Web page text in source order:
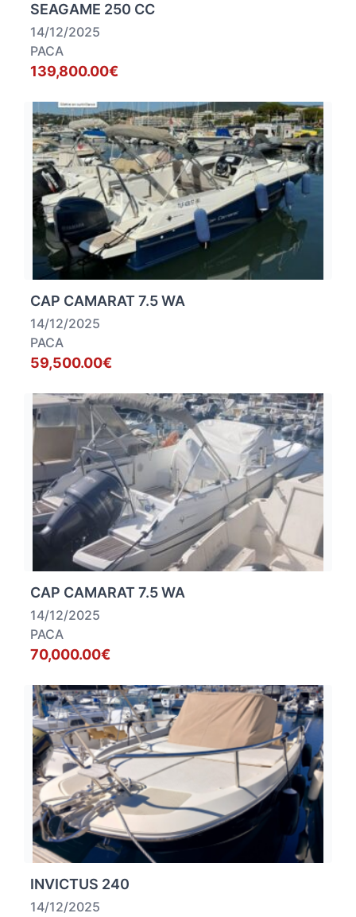
SEAGAME 250 CC
14/12/2025
PACA
139,800.00€
CAP CAMARAT 7.5 WA
14/12/2025
PACA
59,500.00€
CAP CAMARAT 7.5 WA
14/12/2025
PACA
70,000.00€
INVICTUS 240
14/12/2025